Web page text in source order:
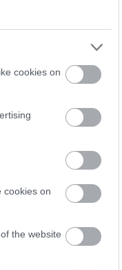
cookies on
cookies on
the website
Το
Και το
τα άλμπουμ του
εικόνες, έχει
της φύσης
γύρω μας, μέσα
πλανήτη.